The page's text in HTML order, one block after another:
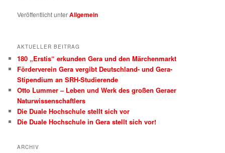
Veröffentlicht unterAllgemein
AKTUELLER BEITRAG
180 „Erstis“ erkunden Gera und den Märchenmarkt
Förderverein Gera vergibt Deutschland- und Gera-
Stipendium an SRH-Studierende
Otto Lummer – Leben und Werk des großen Geraer
Naturwissenschaftlers
Die Duale Hochschule stellt sich vor
Die Duale Hochschule in Gera stellt sich vor!
ARCHIV